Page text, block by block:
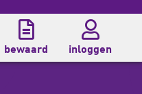
bewaard inloggen